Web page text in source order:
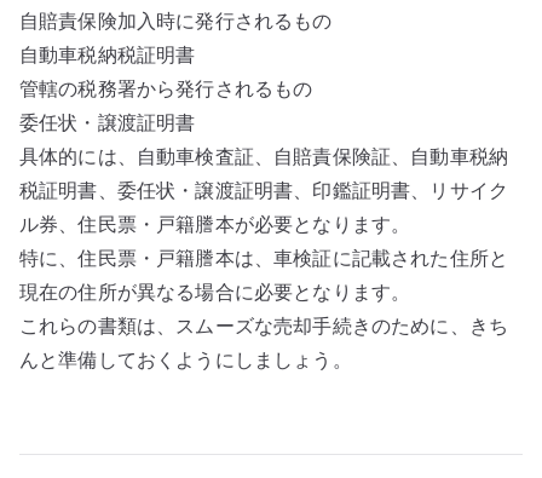
自賠責保険加入時に発行されるもの
自動車税納税証明書
管轄の税務署から発行されるもの
委任状・譲渡証明書
具体的には、自動車検査証、自賠責保険証、自動車税納
税証明書、委任状・譲渡証明書、印鑑証明書、リサイク
ル券、住民票・戸籍謄本が必要となります。
特に、住民票・戸籍謄本は、車検証に記載された住所と
現在の住所が異なる場合に必要となります。
これらの書類は、スムーズな売却手続きのために、きち
んと準備しておくようにしましょう。